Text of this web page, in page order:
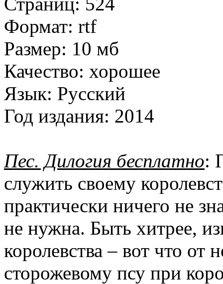
Формат: rtf
Размер: 10 мб
Качество: хорошее
Язык: Русский
Год издания: 2014
Пес. Дилогия бесплатно:
служить своему
практически ничего не
не нужна. Быть хитрее,
королевства – вот что от
сторожевому псу при